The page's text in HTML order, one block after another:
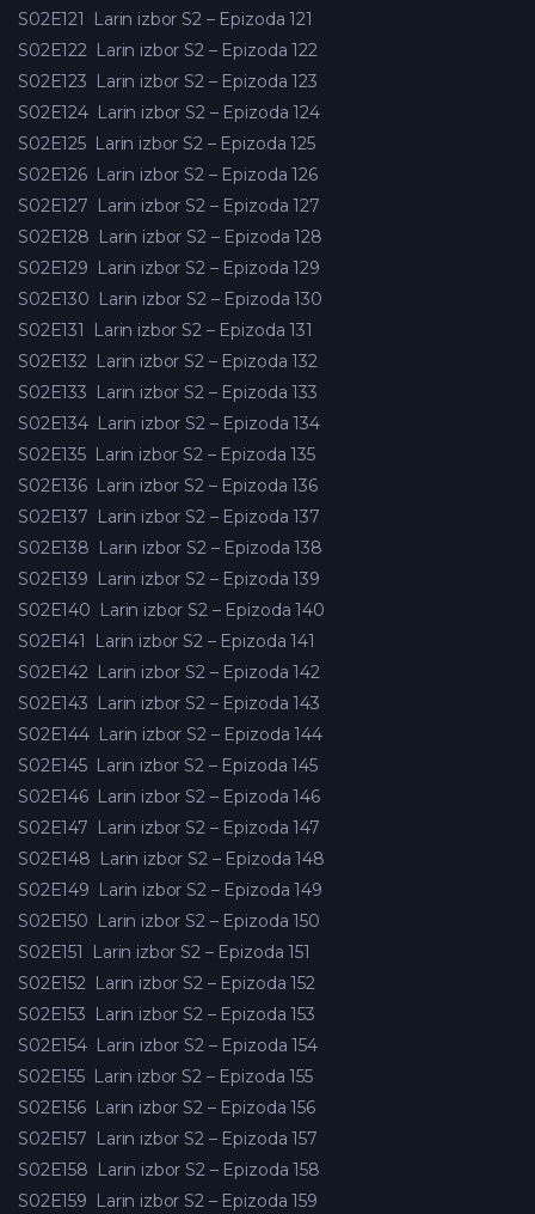
S02E121
Larin izbor S2 – Epizoda 121
S02E122 Larin izbor S2 – Epizoda 122
S02E123 Larin izbor S2 – Epizoda 123
S02E124 Larin izbor S2 – Epizoda 124
S02E125 Larin izbor S2 – Epizoda 125
S02E126 Larin izbor S2 – Epizoda 126
S02E127 Larin izbor S2 – Epizoda 127
S02E128 Larin izbor S2 – Epizoda 128
S02E129 Larin izbor S2 – Epizoda 129
S02E130 Larin izbor S2 – Epizoda 130
S02E131
Larin izbor S2 – Epizoda 131
S02E132 Larin izbor S2 – Epizoda 132
S02E133 Larin izbor S2 – Epizoda 133
S02E134 Larin izbor S2 – Epizoda 134
S02E135 Larin izbor S2 – Epizoda 135
S02E136 Larin izbor S2 – Epizoda 136
S02E137 Larin izbor S2 – Epizoda 137
S02E138 Larin izbor S2 – Epizoda 138
S02E139 Larin izbor S2 – Epizoda 139
S02E140 Larin izbor S2 – Epizoda 140
S02E141
Larin izbor S2 – Epizoda 141
S02E142 Larin izbor S2 – Epizoda 142
S02E143 Larin izbor S2 – Epizoda 143
S02E144 Larin izbor S2 – Epizoda 144
S02E145 Larin izbor S2 – Epizoda 145
S02E146 Larin izbor S2 – Epizoda 146
S02E147 Larin izbor S2 – Epizoda 147
S02E148 Larin izbor S2 – Epizoda 148
S02E149 Larin izbor S2 – Epizoda 149
S02E150 Larin izbor S2 – Epizoda 150
S02E151
Larin izbor S2 – Epizoda 151
S02E152 Larin izbor S2 – Epizoda 152
S02E153 Larin izbor S2 – Epizoda 153
S02E154 Larin izbor S2 – Epizoda 154
S02E155 Larin izbor S2 – Epizoda 155
S02E156 Larin izbor S2 – Epizoda 156
S02E157 Larin izbor S2 – Epizoda 157
S02E158 Larin izbor S2 – Epizoda 158
S02E159 Larin izbor S2 – Epizoda 159